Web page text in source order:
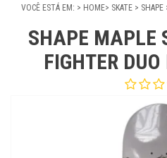
VOCÊ ESTÁ EM: HOME SKATE SHAPE
SHAPE MAPLE
FIGHTER